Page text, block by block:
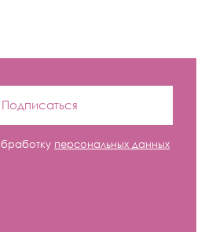
Подписаться
персональных данных